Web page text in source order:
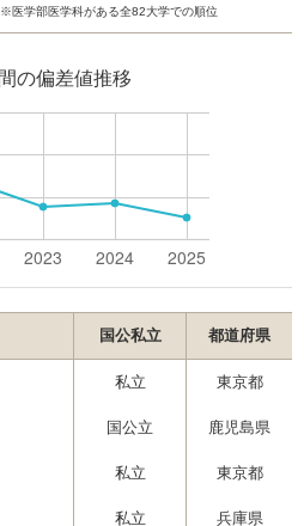
※医学部医学科がある全82大学での順位
国公私立 都道府県
私立 東京都
国公立 鹿児島県
私立 東京都
私立 兵庫県